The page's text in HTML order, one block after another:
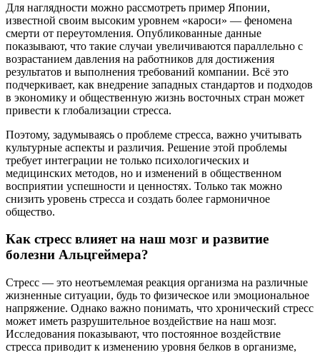
Для наглядности можно рассмотреть пример Японии,
известной своим высоким уровнем «кароси» — феномена
смерти от переутомления. Опубликованные данные
показывают, что такие случаи увеличиваются параллельно с
возрастанием давления на работников для достижения
результатов и выполнения требований компании. Всё это
подчеркивает, как внедрение западных стандартов и подходов
в экономику и общественную жизнь восточных стран может
привести к глобализации стресса.
Поэтому, задумываясь о проблеме стресса, важно учитывать
культурные аспекты и различия. Решение этой проблемы
требует интеграции не только психологических и
медицинских методов, но и изменений в общественном
восприятии успешности и ценностях. Только так можно
снизить уровень стресса и создать более гармоничное
общество.
Как стресс влияет на наш мозг и развитие
болезни Альцгеймера?
Стресс — это неотъемлемая реакция организма на различные
жизненные ситуации, будь то физическое или эмоциональное
напряжение. Однако важно понимать, что хронический стресс
может иметь разрушительное воздействие на наш мозг.
Исследования показывают, что постоянное воздействие
стресса приводит к изменению уровня белков в организме,